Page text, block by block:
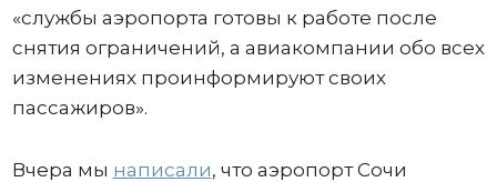
«службы аэропорта готовы к работе после
снятия ограничений, а авиакомпании обо всех
изменениях проинформируют своих
пассажиров».
Вчера мы написали, что аэропорт Сочи